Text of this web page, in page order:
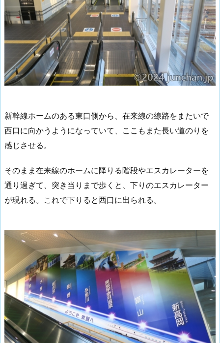
新幹線ホームのある東口側から、在来線の線路をまたいで
西口に向かうようになっていて、ここもまた長い道のりを
感じさせる。
そのまま在来線のホームに降りる階段やエスカレーターを
通り過ぎて、突き当りまで歩くと、下りのエスカレーター
が現れる。これで下りると西口に出られる。